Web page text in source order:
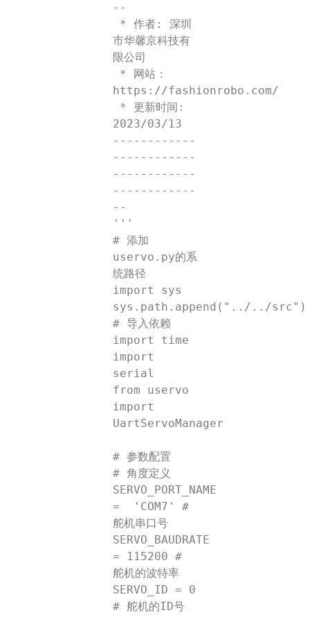
--
市华馨京科技有
限公司
https://fashionrobo.com/
2023/03/13
------------
------------
------------
------------
--
'''
# 添加
uservo.py的系
统路径
import sys
sys.path.append("../../src")
# 导入依赖
import time
import
serial
from uservo
import
UartServoManager
# 参数配置
# 角度定义
SERVO_PORT_NAME
=  'COM7' #
舵机串口号
SERVO_BAUDRATE
= 115200 #
舵机的波特率
SERVO_ID = 0
# 舵机的ID号